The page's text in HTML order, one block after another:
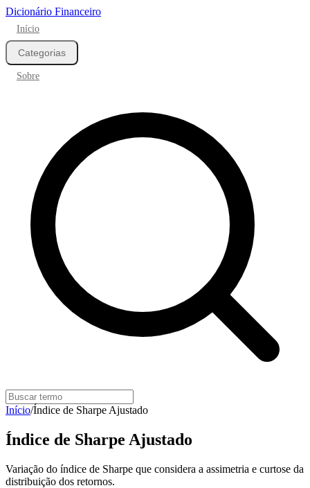
Dicionário Financeiro
Início
Categorias
Sobre
Início/Índice de Sharpe Ajustado
Índice de Sharpe Ajustado
Variação do índice de Sharpe que considera a assimetria e curtose da
distribuição dos retornos.